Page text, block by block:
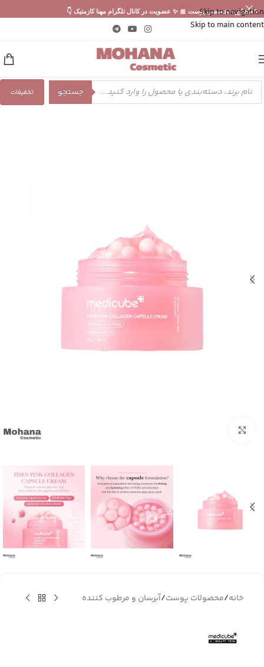
Skip to navigation
Skip to main content
✨ مشاوره تخصصی پوست 🎀 ✨ عضویت در کانال تلگرام مهنا کازمتیک 👇
جستجو تخفیفات
خانه/محصولات پوست/آبرسان و مرطوب کننده